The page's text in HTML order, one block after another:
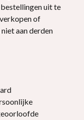
uit te
of
aan derden